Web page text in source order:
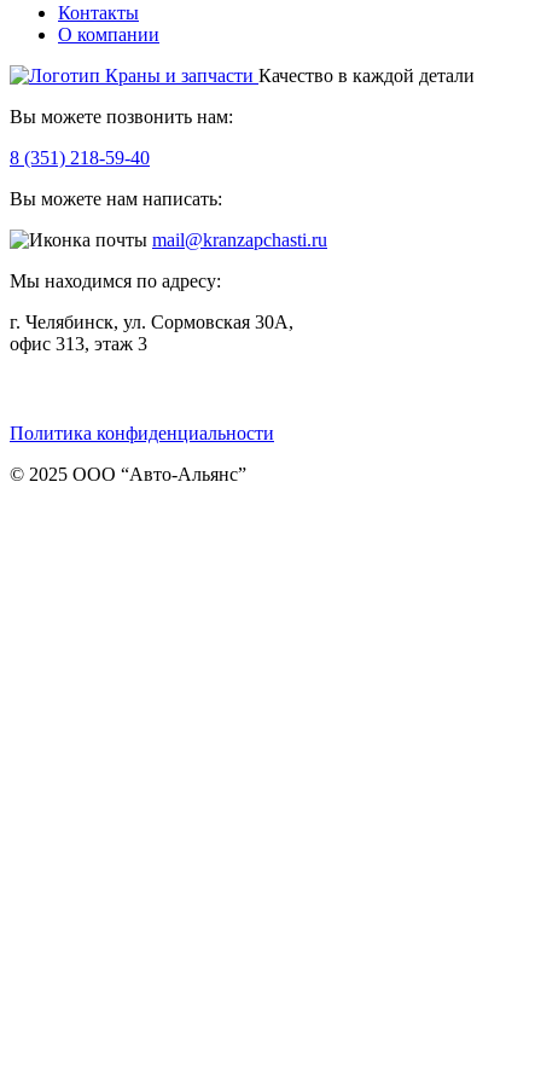
Контакты
О компании
Качество в каждой детали
Вы можете позвонить нам:
8 (351) 218-59-40
Вы можете нам написать:
mail@kranzapchasti.ru
Мы находимся по адресу:
г. Челябинск, ул. Сормовская 30А,
офис 313, этаж 3
Политика конфиденциальности
© 2025 ООО “Авто-Альянс”